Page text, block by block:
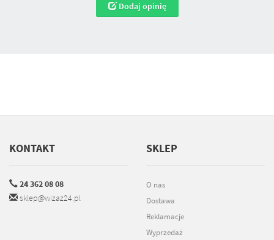
Dodaj opinię
KONTAKT
24 362 08 08
sklep@wizaz24.pl
SKLEP
O nas
Dostawa
Reklamacje
Wyprzedaż